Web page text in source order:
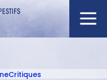
Critiques